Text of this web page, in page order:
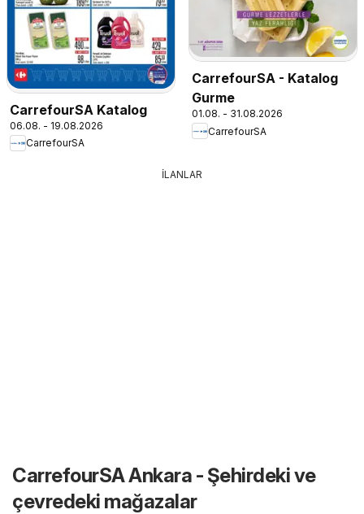
CarrefourSA Katalog
06.08. - 19.08.2026
CarrefourSA
CarrefourSA - Katalog
Gurme
01.08. - 31.08.2026
CarrefourSA
İLANLAR
CarrefourSA Ankara - Şehirdeki ve
çevredeki mağazalar